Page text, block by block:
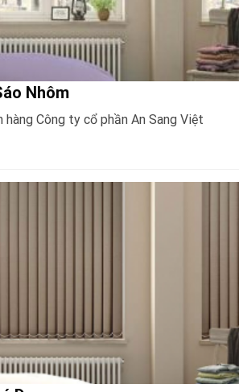
Nhôm
hàng Công ty cổ phần An Sang Việt